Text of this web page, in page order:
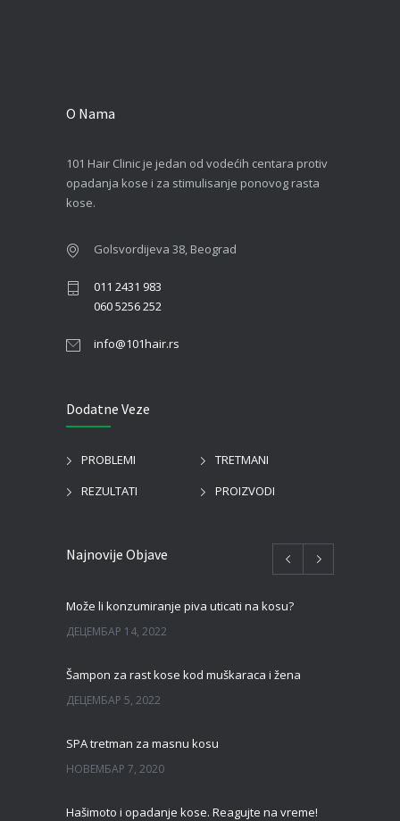
O Nama
101 Hair Clinic je jedan od vodećih centara protiv
opadanja kose i za stimulisanje ponovog rasta
kose.
Golsvordijeva 38, Beograd
011 2431 983
060 5256 252
info@101hair.rs
Dodatne Veze
PROBLEMI
TRETMANI
REZULTATI
PROIZVODI
Najnovije Objave
Može li konzumiranje piva uticati na kosu?
ДЕЦЕМБАР 14, 2022
Šampon za rast kose kod muškaraca i žena
ДЕЦЕМБАР 5, 2022
SPA tretman za masnu kosu
НОВЕМБАР 7, 2020
Hašimoto i opadanje kose. Reagujte na vreme!